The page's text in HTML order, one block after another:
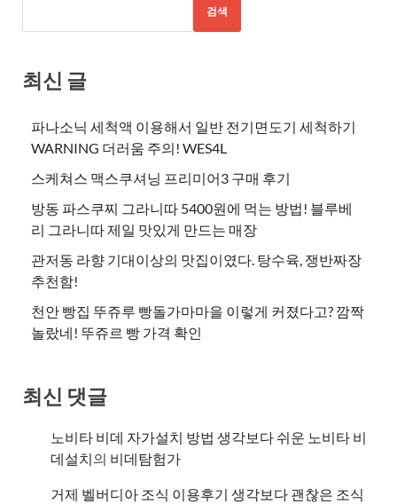
검색
최신 글
파나소닉 세척액 이용해서 일반 전기면도기 세척하기
WARNING 더러움 주의! WES4L
스케쳐스 맥스쿠셔닝 프리미어3 구매 후기
방동 파스쿠찌 그라니따 5400원에 먹는 방법! 블루베
리 그라니따 제일 맛있게 만드는 매장
관저동 라향 기대이상의 맛집이였다. 탕수육, 쟁반짜장
추천함!
천안 빵집 뚜쥬루 빵돌가마마을 이렇게 커졌다고? 깜짝
놀랐네! 뚜쥬르 빵 가격 확인
최신 댓글
노비타 비데 자가설치 방법 생각보다 쉬운 노비타 비
데설치의 비데탐험가
거제 벨버디아 조식 이용후기 생각보다 괜찮은 조식